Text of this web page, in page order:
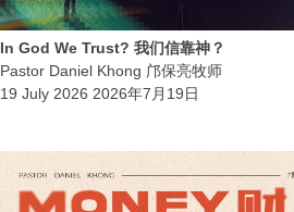
In God We Trust? 我们信靠神？
Pastor Daniel Khong 邝保亮牧师
19 July 2026 2026年7月19日